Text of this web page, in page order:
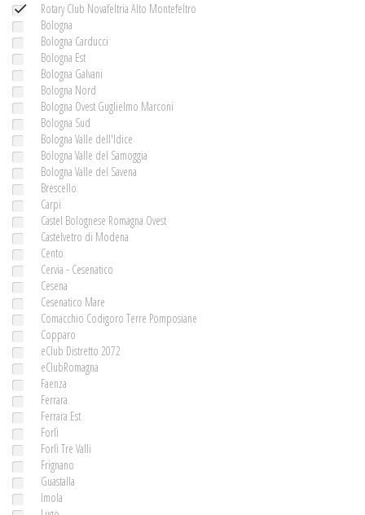
Rotary Club Novafeltria Alto Montefeltro
Bologna
Bologna Carducci
Bologna Est
Bologna Galvani
Bologna Nord
Bologna Ovest Guglielmo Marconi
Bologna Sud
Bologna Valle dell'Idice
Bologna Valle del Samoggia
Bologna Valle del Savena
Brescello
Carpi
Castel Bolognese Romagna Ovest
Castelvetro di Modena
Cento
Cervia - Cesenatico
Cesena
Cesenatico Mare
Comacchio Codigoro Terre Pomposiane
Copparo
eClub Distretto 2072
eClubRomagna
Faenza
Ferrara
Ferrara Est
Forlì
Forlì Tre Valli
Frignano
Guastalla
Imola